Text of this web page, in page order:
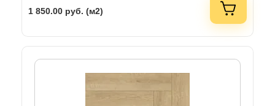
1 850.00 руб. (м2)